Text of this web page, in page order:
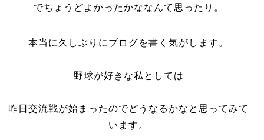
でちょうどよかったかななんて思ったり。
本当に久しぶりにブログを書く気がします。
野球が好きな私としては
昨日交流戦が始まったのでどうなるかなと思ってみて
います。